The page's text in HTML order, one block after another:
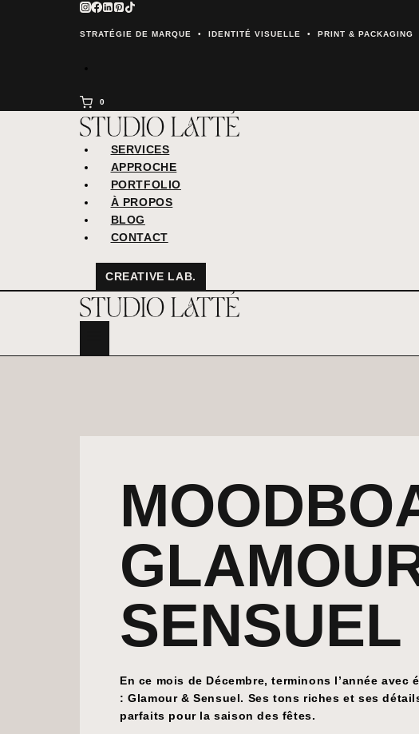
STRATÉGIE DE MARQUE • IDENTITÉ VISUELLE • PRINT &
0
SERVICES
APPROCHE
PORTFOLIO
À PROPOS
BLOG
CONTACT
CREATIVE LAB.
SENSUEL
En ce mois de Décembre, terminons l’année
: Glamour & Sensuel. Ses tons riches et ses
parfaits pour la saison des fêtes.